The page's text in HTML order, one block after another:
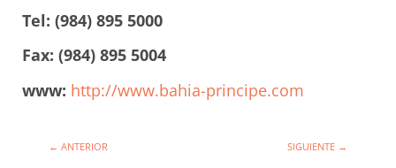
Tel: (984) 895 5000
Fax: (984) 895 5004
www: http://www.bahia-principe.com
← ANTERIOR SIGUIENTE →